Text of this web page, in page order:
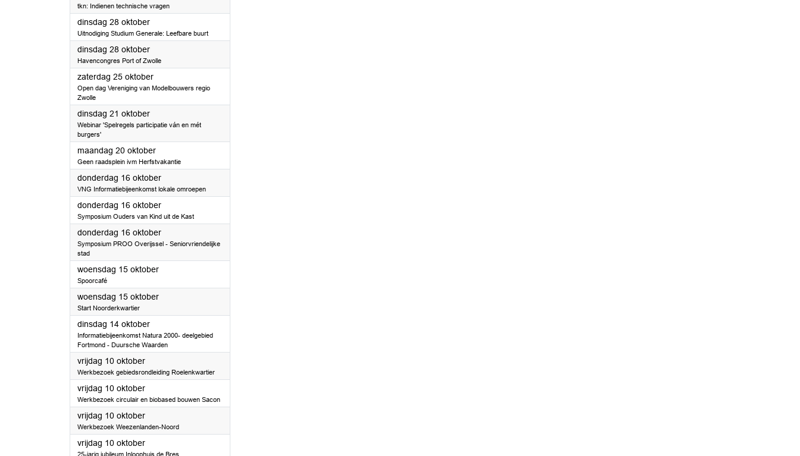
tkn: Indienen technische vragen
dinsdag 28 oktober2025
Uitnodiging Studium Generale: Leefbare buurt
dinsdag 28 oktober2025
Havencongres Port of Zwolle
zaterdag 25 oktober2025
Open dag Vereniging van Modelbouwers regio
Zwolle
dinsdag 21 oktober2025
Webinar 'Spelregels participatie ván en mét
burgers'
maandag 20 oktober2025
Geen raadsplein ivm Herfstvakantie
donderdag 16 oktober2025
VNG Informatiebijeenkomst lokale omroepen
donderdag 16 oktober2025
Symposium Ouders van Kind uit de Kast
donderdag 16 oktober2025
Symposium PROO Overijssel - Seniorvriendelijke
stad
woensdag 15 oktober2025
Spoorcafé
woensdag 15 oktober2025
Start Noorderkwartier
dinsdag 14 oktober2025
Informatiebijeenkomst Natura 2000- deelgebied
Fortmond - Duursche Waarden
vrijdag 10 oktober2025
Werkbezoek gebiedsrondleiding Roelenkwartier
vrijdag 10 oktober2025
Werkbezoek circulair en biobased bouwen Sacon
vrijdag 10 oktober2025
Werkbezoek Weezenlanden-Noord
vrijdag 10 oktober2025
25-jarig jubileum Inloophuis de Bres